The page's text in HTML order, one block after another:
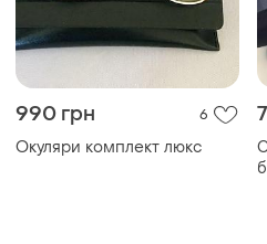
990 грн 6
Окуляри комплект люкс